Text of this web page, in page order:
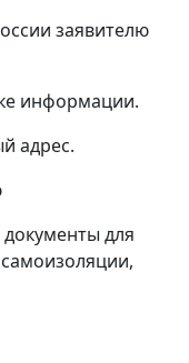
заявителю
информации.
адрес.
для